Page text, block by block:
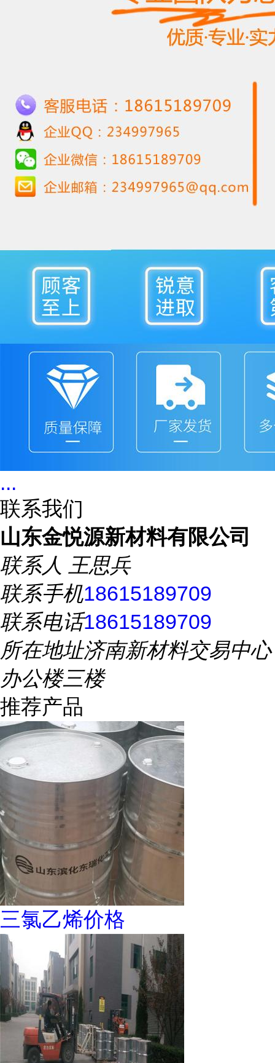
...
联系我们
山东金悦源新材料有限公司
联系人 王思兵
联系手机18615189709
联系电话18615189709
所在地址济南新材料交易中心
办公楼三楼
推荐产品
三氯乙烯价格